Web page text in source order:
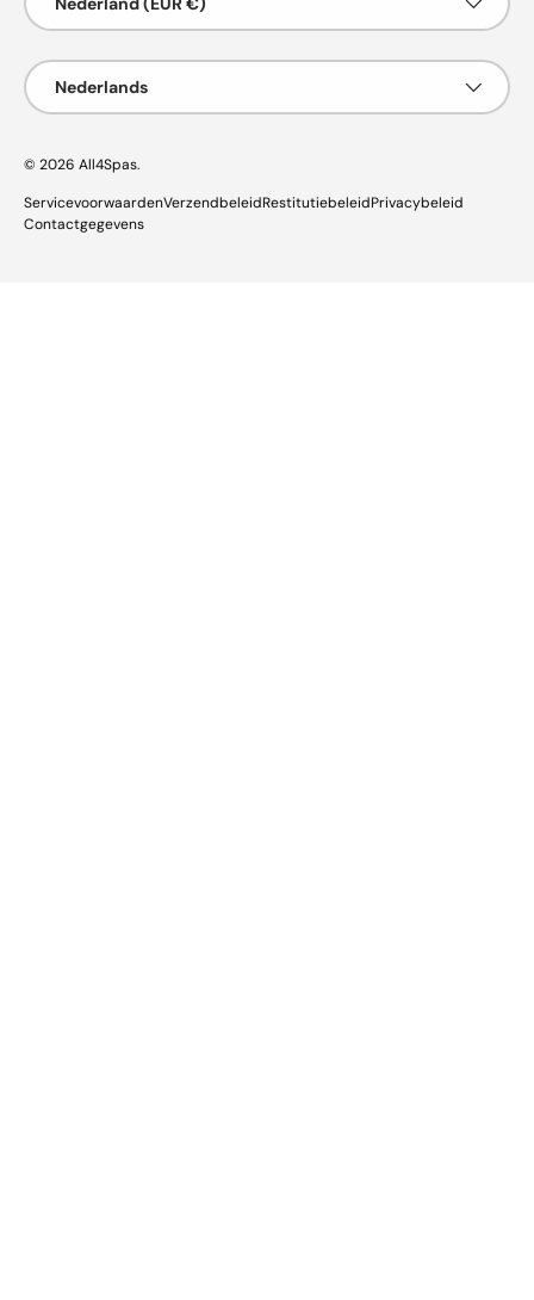
Taal
Nederlands
© 2026 All4Spas.
ServicevoorwaardenVerzendbeleidRestitutiebeleidPrivacybeleid
Contactgegevens